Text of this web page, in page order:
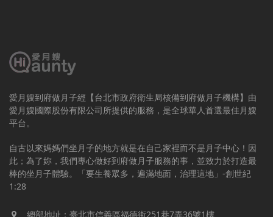
愛月嫂到府做月子經【台北市政府衛生局核備到府做月子機構】由
愛月嫂國際股份有限公司所提供的服務，是全球華人首選最佳月嫂
平台。
自古以來媽媽們坐月子的地方就是在自己家裡而不是月子中心！因
此；為了妳，我們專心做好到府做月子服務的事，並致力於打造最
棒的坐月子體驗。「要生養眾多，遍滿地面，治理這地」-創世紀
1:28
總部地址：臺北市信義區福德街251巷7弄36號1樓